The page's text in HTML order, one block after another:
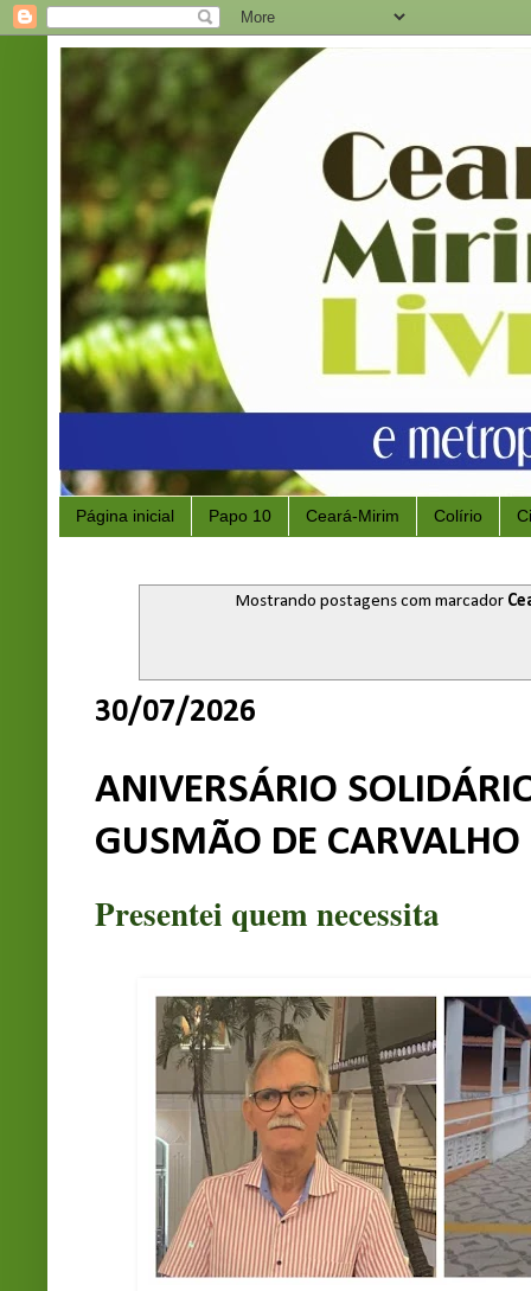
Página inicial Papo 10 Ceará-Mirim Colírio
Mostrando postagens com marcador
30/07/2026
ANIVERSÁRIO
GUSMÃO DE CARVALHO
Presentei quem necessita